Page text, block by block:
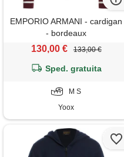
EMPORIO ARMANI - cardigan
- bordeaux
130,00 € 133,00 €
Sped. gratuita
M S
Yoox